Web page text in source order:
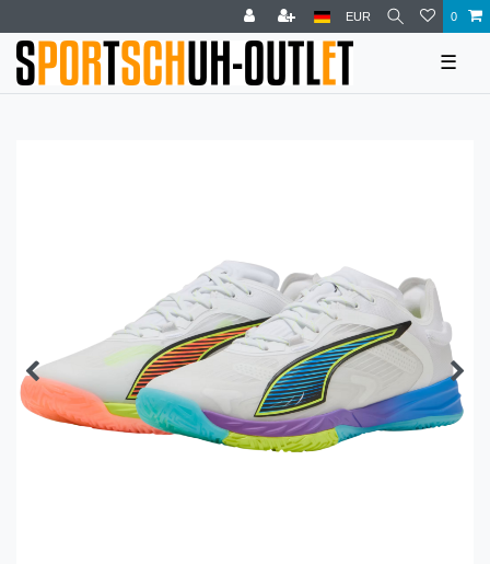
EUR 0
☰